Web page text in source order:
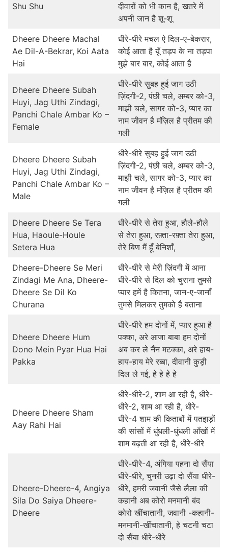
Shu Shu
दीवारों को भी कान है, खतरे में
अपनी जान है शू-शू
Dheere Dheere Machal
Ae Dil-A-Bekrar, Koi Aata
Hai
धीरे-धीरे मचल ऐ दिल-ए-बेकरार,
कोई आता है यूँ तड़प के ना तड़पा
मुझे बार बार, कोई आता है
Dheere Dheere Subah
Huyi, Jag Uthi Zindagi,
Panchi Chale Ambar Ko –
Female
धीरे-धीरे सुबह हुई जाग उठी
ज़िंदगी-2, पंछी चले, अम्बर को-3,
माझी चले, सागर को-3, प्यार का
नाम जीवन है मंज़िल है प्रीतम की
गली
Dheere Dheere Subah
Huyi, Jag Uthi Zindagi,
Panchi Chale Ambar Ko –
Male
धीरे-धीरे सुबह हुई जाग उठी
ज़िंदगी-2, पंछी चले, अम्बर को-3,
माझी चले, सागर को-3, प्यार का
नाम जीवन है मंज़िल है प्रीतम की
गली
Dheere Dheere Se Tera
Hua, Haoule-Houle
Setera Hua
धीरे-धीरे से तेरा हुआ, हौले-हौले
से तेरा हुआ, रफ़्ता-रफ़्ता तेरा हुआ,
तेरे बिण मैं हूँ बेनिशाँ,
Dheere-Dheere Se Meri
Zindagi Me Ana, Dheere-
Dheere Se Dil Ko
Churana
धीरे-धीरे से मेरी ज़िंदगी में आना
धीरे-धीरे से दिल को चुराना तुमसे
प्यार हमें है कितना, जान-ए-जानाँ
तुमसे मिलकर तुमको है बताना
Dheere Dheere Hum
Dono Mein Pyar Hua Hai
Pakka
धीरे-धीरे हम दोनों में, प्यार हुआ है
पक्का, अरे आजा बाबा हम दोनों
अब कर ले नैंन मटक्का, अरे हाय-
हाय-हाय मेरे रब्बा, दीवानी कुड़ी
दिल ले गई, हे हे हे हे
Dheere Dheere Sham
Aay Rahi Hai
धीरे-धीरे-2, शाम आ रही है, धीरे-
धीरे-2, शाम आ रही है, धीरे-
धीरे-4 शाम की किताबों में पतझड़ों
की सांसों में धुंधली-धुंधली आँखों में
शाम बढ़ती आ रही है, धीरे-धीरे
Dheere-Dheere-4, Angiya
Sila Do Saiya Dheere-
Dheere
धीरे-धीरे-4, अंगिया पहना दो सैंया
धीरे-धीरे, चुनरी उढ़ा दो सैंया धीरे-
धीरे, हमरी जवानी जैसे लैला की
कहानी अब कोरो मनमानी बंद
कोरो खींचातानी, जवानी -कहानी-
मनमानी-खींचातानी, हे चटनी चटा
दो सैंया धीरे-धीरे